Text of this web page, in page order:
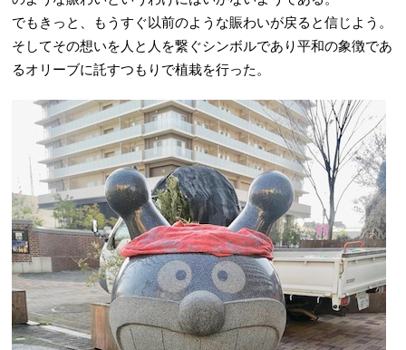
でもきっと、もうすぐ以前のような賑わいが戻ると信じよう。
そしてその想いを人と人を繋ぐシンボルであり平和の象徴であ
るオリーブに託すつもりで植栽を行った。